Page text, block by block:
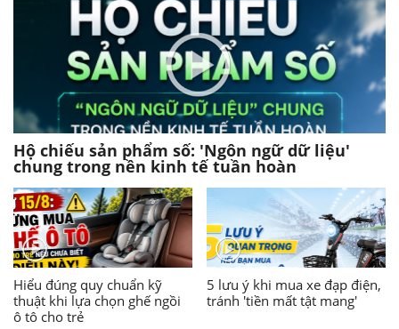
Hộ chiếu sản phẩm số: 'Ngôn ngữ dữ liệu'
chung trong nền kinh tế tuần hoàn
Hiểu đúng quy chuẩn kỹ
thuật khi lựa chọn ghế ngồi
ô tô cho trẻ
5 lưu ý khi mua xe đạp điện,
tránh 'tiền mất tật mang'